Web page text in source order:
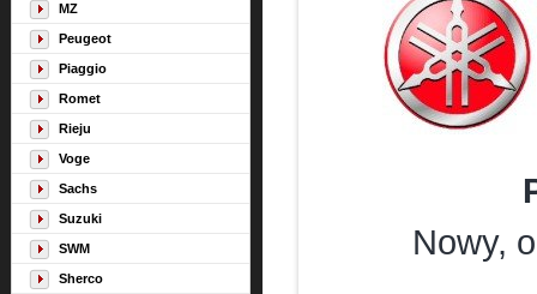
MZ
Peugeot
Piaggio
Romet
Rieju
Voge
Sachs
Suzuki
SWM
Sherco
Nowy,